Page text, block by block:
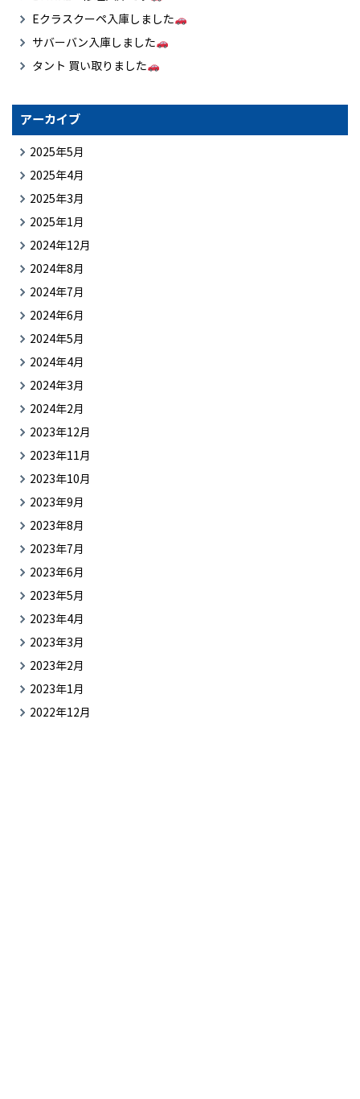
Eクラスクーペ入庫しました
サバーバン入庫しました
タント 買い取りました
アーカイブ
2025年5月
2025年4月
2025年3月
2025年1月
2024年12月
2024年8月
2024年7月
2024年6月
2024年5月
2024年4月
2024年3月
2024年2月
2023年12月
2023年11月
2023年10月
2023年9月
2023年8月
2023年7月
2023年6月
2023年5月
2023年4月
2023年3月
2023年2月
2023年1月
2022年12月